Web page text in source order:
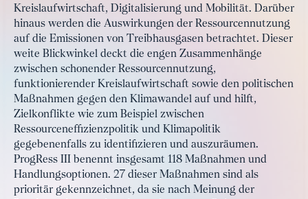
Kreislaufwirtschaft, Digitalisierung und Mobilität. Darüber
hinaus werden die Auswirkungen der Ressourcennutzung
auf die Emissionen von Treibhausgasen betrachtet. Dieser
weite Blickwinkel deckt die engen Zusammenhänge
zwischen schonender Ressourcennutzung,
funktionierender Kreislaufwirtschaft sowie den politischen
Maßnahmen gegen den Klimawandel auf und hilft,
Zielkonflikte wie zum Beispiel zwischen
Ressourceneffizienzpolitik und Klimapolitik
gegebenenfalls zu identifizieren und auszuräumen.
ProgRess III benennt insgesamt 118 Maßnahmen und
Handlungsoptionen. 27 dieser Maßnahmen sind als
prioritär gekennzeichnet, da sie nach Meinung der